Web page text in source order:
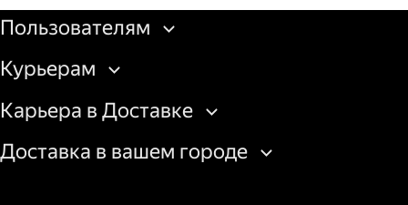
Пользователям
Курьерам
Карьера в Доставке
Доставка в вашем городе